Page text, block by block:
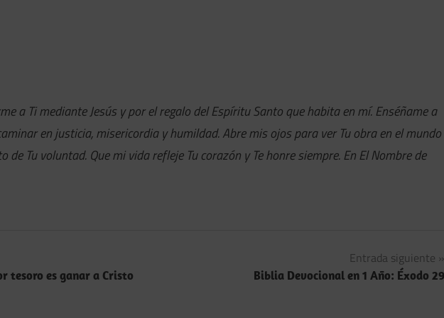
a Ti mediante Jesús y por el regalo del Espíritu Santo que habita en mí. Enséñame a
en justicia, misericordia y humildad. Abre mis ojos para ver Tu obra en el mundo
de Tu voluntad. Que mi vida refleje Tu corazón y Te honre siempre. En El Nombre de
tesoro es ganar a Cristo
Entrada siguiente
Biblia Devocional en 1 Año: Éxodo 29